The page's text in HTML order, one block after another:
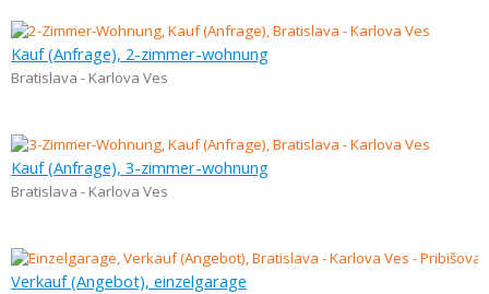
Kauf (Anfrage), 2-zimmer-wohnung
Bratislava - Karlova Ves
Kauf (Anfrage), 3-zimmer-wohnung
Bratislava - Karlova Ves
Verkauf (Angebot), einzelgarage